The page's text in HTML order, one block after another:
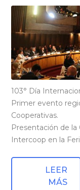
103° Día
Primer evento
Cooperativas.
Presentación de la
Intercoop en la
LEER
MÁS